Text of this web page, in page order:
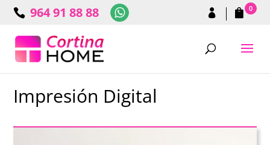
964 91 88 88 0
Impresión Digital